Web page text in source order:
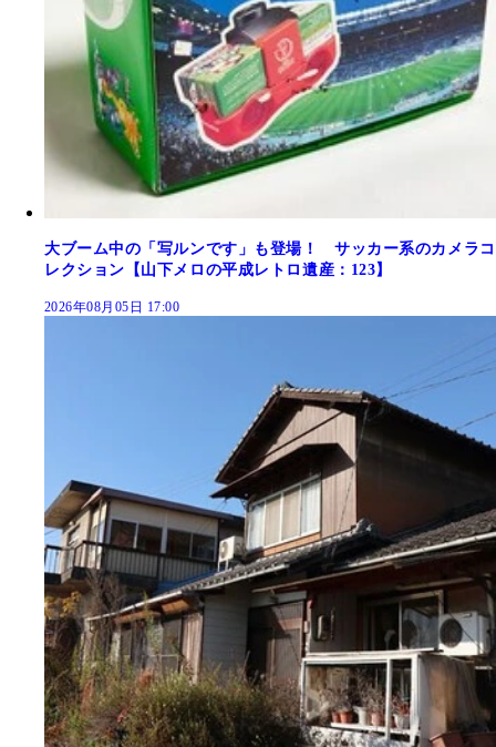
大ブーム中の「写ルンです」も登場！ サッカー系のカメラコ
レクション【山下メロの平成レトロ遺産：123】
2026年08月05日 17:00